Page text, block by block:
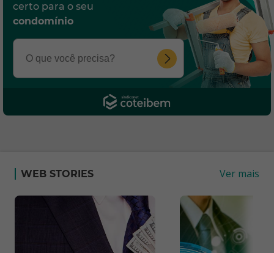
certo para o seu
condomínio
WEB STORIES Ver mais